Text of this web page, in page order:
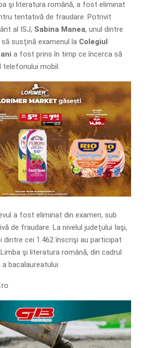
şi literatura română, a fost eliminat
tentativă de fraudare. Potrivit
al ISJ, Sabina Manea, unul dintre
susţină examenul la Colegiul
a fost prins în timp ce încerca să
mobil.
a fost eliminat din examen, sub
de fraudare. La nivelul judeţului Iaşi,
dintre cei 1.462 înscrişi au participat
şi literatura română, din cadrul
bacalaureatului.